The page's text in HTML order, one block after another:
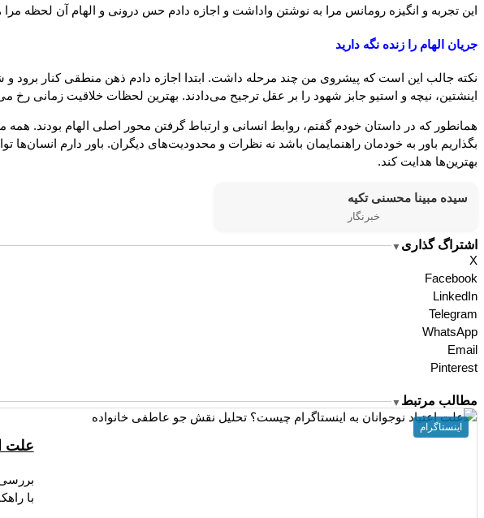
این تجربه و انگیزه رومانس مرا به نوشتن واداشت و اجازه دادم حس درونی و الهام آن لحظه مرا
جریان الهام را زنده نگه دارید
نکته جالب این است که پیشروی من چند مرحله داشت. ابتدا اجازه دادم ذهن منطقی کنار برود و
اینشتین، نیچه و استیو جابز شهود را بر عقل ترجیح می‌دادند. بهترین لحظات خلاقیت زمانی
همانطور که در داستان خودم گفتم، روابط انسانی و ارتباط گرفتن محور اصلی الهام بودند. همه
بگذاریم باور به خودمان راهنمایمان باشد نه نظرات و محدودیت‌های دیگران. باور دارم انسان‌ها
بهترین‌ها هدایت کند.
سیده مبینا محسنی تکیه
خبرنگار
اشتراگ گذاری ▼
X
Facebook
LinkedIn
Telegram
WhatsApp
Email
Pinterest
مطالب مرتبط ▼
علت
با
اینستاگرام